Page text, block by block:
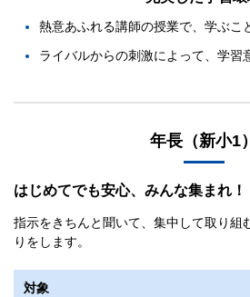
熱意あふれる講師の授業で、学ぶこ
ライバルからの刺激によって、学習
年長（新小1）
はじめてでも安心、みんな集まれ！
指示をきちんと聞いて、集中して取り組
りをします。
対象